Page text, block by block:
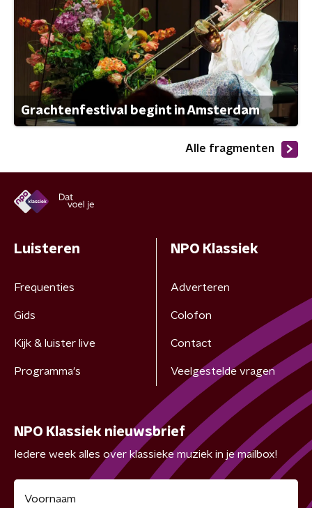
Grachtenfestival begint in Amsterdam
Alle fragmenten
Luisteren
Frequenties
Gids
Kijk & luister live
Programma's
NPO Klassiek
Adverteren
Colofon
Contact
Veelgestelde vragen
NPO Klassiek nieuwsbrief
Iedere week alles over klassieke muziek in je mailbox!